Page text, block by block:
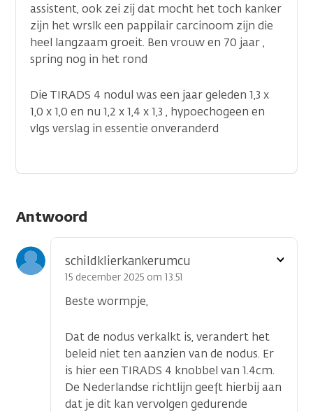
assistent, ook zei zij dat mocht het toch kanker
zijn het wrslk een pappilair carcinoom zijn die
heel langzaam groeit. Ben vrouw en 70 jaar ,
spring nog in het rond
Die TIRADS 4 nodul was een jaar geleden 1,3 x
1,0 x 1,0 en nu 1,2 x 1,4 x 1,3 , hypoechogeen en
vlgs verslag in essentie onveranderd
Antwoord
schildklierkankerumcu
15 december 2025 om 13.51
Beste wormpje,
Dat de nodus verkalkt is, verandert het
beleid niet ten aanzien van de nodus. Er
is hier een TIRADS 4 knobbel van 1.4cm.
De Nederlandse richtlijn geeft hierbij aan
dat je dit kan vervolgen gedurende
Toon